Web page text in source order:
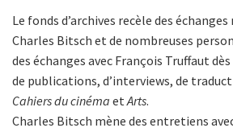
Le fonds d’archives recèle des
Charles Bitsch et de nombreuses
des échanges avec François Truffaut
de publications, d’interviews, de
Cahiers du cinéma etArts.
Charles Bitsch mène des entretiens